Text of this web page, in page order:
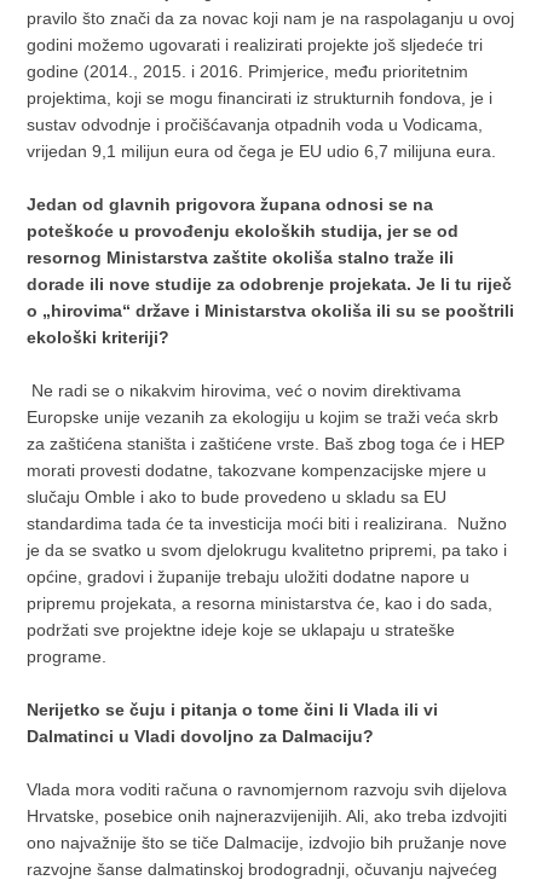
pravilo što znači da za novac koji nam je na raspolaganju u ovoj
godini možemo ugovarati i realizirati projekte još sljedeće tri
godine (2014., 2015. i 2016. Primjerice, među prioritetnim
projektima, koji se mogu financirati iz strukturnih fondova, je i
sustav odvodnje i pročišćavanja otpadnih voda u Vodicama,
vrijedan 9,1 milijun eura od čega je EU udio 6,7 milijuna eura.
Jedan od glavnih prigovora župana odnosi se na
poteškoće u provođenju ekoloških studija, jer se od
resornog Ministarstva zaštite okoliša stalno traže ili
dorade ili nove studije za odobrenje projekata. Je li tu riječ
o „hirovima“ države i Ministarstva okoliša ili su se pooštrili
ekološki kriteriji?
Ne radi se o nikakvim hirovima, već o novim direktivama
Europske unije vezanih za ekologiju u kojim se traži veća skrb
za zaštićena staništa i zaštićene vrste. Baš zbog toga će i HEP
morati provesti dodatne, takozvane kompenzacijske mjere u
slučaju Omble i ako to bude provedeno u skladu sa EU
standardima tada će ta investicija moći biti i realizirana. Nužno
je da se svatko u svom djelokrugu kvalitetno pripremi, pa tako i
općine, gradovi i županije trebaju uložiti dodatne napore u
pripremu projekata, a resorna ministarstva će, kao i do sada,
podržati sve projektne ideje koje se uklapaju u strateške
programe.
Nerijetko se čuju i pitanja o tome čini li Vlada ili vi
Dalmatinci u Vladi dovoljno za Dalmaciju?
Vlada mora voditi računa o ravnomjernom razvoju svih dijelova
Hrvatske, posebice onih najnerazvijenijih. Ali, ako treba izdvojiti
ono najvažnije što se tiče Dalmacije, izdvojio bih pružanje nove
razvojne šanse dalmatinskoj brodogradnji, očuvanju najvećeg